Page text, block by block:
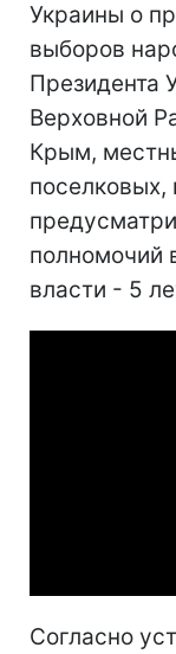
Украины о
выборов
Президента
Верховной
Крым,
поселковых,
полномочий
власти - 5
Согласно